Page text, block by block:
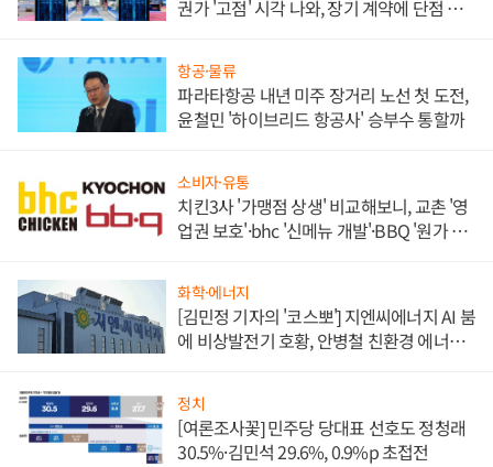
권가 '고점' 시각 나와, 장기 계약에 단점 부
항공·물류
파라타항공 내년 미주 장거리 노선 첫 도전,
윤철민 '하이브리드 항공사' 승부수 통할까
소비자·유통
치킨3사 '가맹점 상생' 비교해보니, 교촌 '영
업권 보호'·bhc '신메뉴 개발'·BBQ '원가 부
화학·에너지
[김민정 기자의 '코스뽀'] 지엔씨에너지 AI 붐
에 비상발전기 호황, 안병철 친환경 에너지
정치
[여론조사꽃] 민주당 당대표 선호도 정청래
30.5%·김민석 29.6%, 0.9%p 초접전